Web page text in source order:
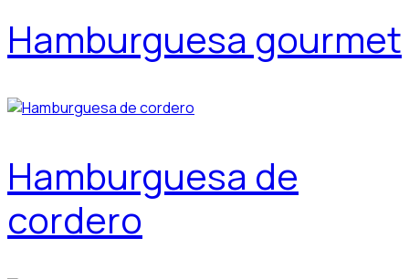
Hamburguesa gourmet
Hamburguesa de
cordero